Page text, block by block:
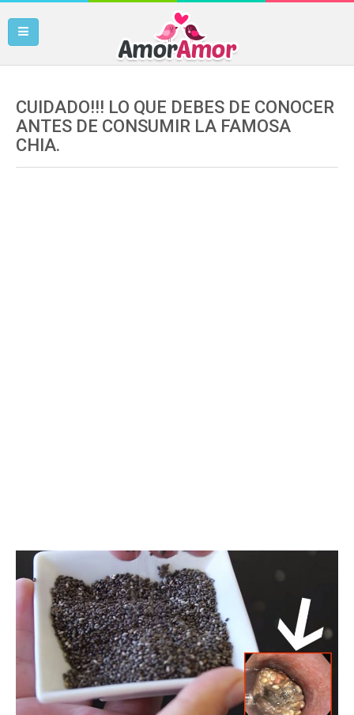
CUIDADO!!! LO QUE DEBES DE CONOCER
ANTES DE CONSUMIR LA FAMOSA
CHIA.